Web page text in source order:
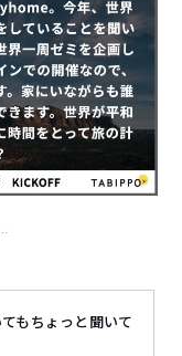
もちょっと聞いて